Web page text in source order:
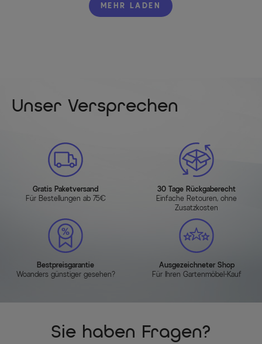
MEHR LADEN
Unser Versprechen
Gratis Paketversand
Für Bestellungen ab 75€
30 Tage Rückgaberecht
Einfache Retouren, ohne
Zusatzkosten
Bestpreisgarantie
Woanders günstiger gesehen?
Ausgezeichneter Shop
Für Ihren Gartenmöbel-Kauf
Sie haben Fragen?